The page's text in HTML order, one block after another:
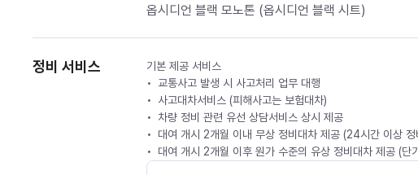
옵시디언 블랙 모노톤 (옵시디언 블랙 시트)
정비 서비스
기본 제공 서비스
교통사고 발생 시 사고처리 업무 대행
사고대차서비스 (피해사고는 보험대차)
차량 정비 관련 유선 상담서비스 상시 제공
대여 개시 2개월 이내 무상 정비대차 제공 (24시간 이상 정
대여 개시 2개월 이후 원가 수준의 유상 정비대차 제공 (